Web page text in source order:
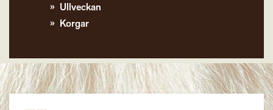
Ullveckan
Korgar